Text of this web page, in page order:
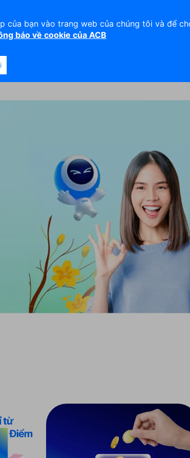
bạn vào trang web của chúng tôi và để
báo về cookie của ACB